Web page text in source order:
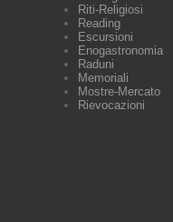
Riti-Religiosi
Reading
Escursioni
Enogastronomia
Raduni
Memoriali
Mostre-Mercato
Rievocazioni